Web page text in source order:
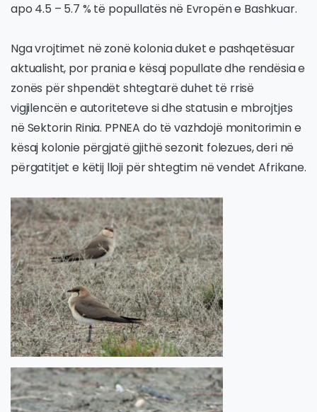
apo 4.5 – 5.7 % të popullatës në Evropën e Bashkuar.
Nga vrojtimet në zonë kolonia duket e pashqetësuar
aktualisht, por prania e kësaj popullate dhe rendësia e
zonës për shpendët shtegtarë duhet të rrisë
vigjilencën e autoriteteve si dhe statusin e mbrojtjes
në Sektorin Rinia. PPNEA do të vazhdojë monitorimin e
kësaj kolonie përgjatë gjithë sezonit folezues, deri në
përgatitjet e këtij lloji për shtegtim në vendet Afrikane.